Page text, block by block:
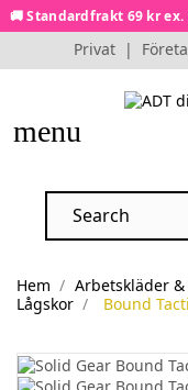
🚚 Standardfrakt 69 kr
Privat |
menu
Hem Arbetskläder &
Lågskor
Bound